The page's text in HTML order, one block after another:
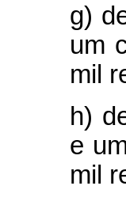
g)
um
mil
h)
e
mil